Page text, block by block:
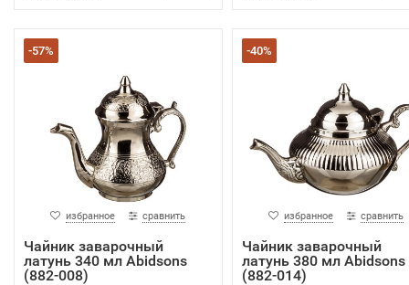
-57%
избранное сравнить
Чайник заварочный
латунь 340 мл Abidsons
(882-008)
-40%
избранное сравнить
Чайник заварочный
латунь 380 мл Abidsons
(882-014)